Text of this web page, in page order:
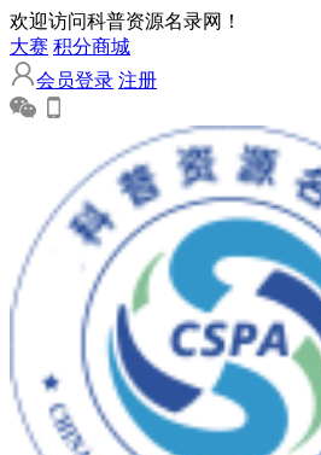
欢迎访问科普资源名录网！
大赛 积分商城
会员登录 注册